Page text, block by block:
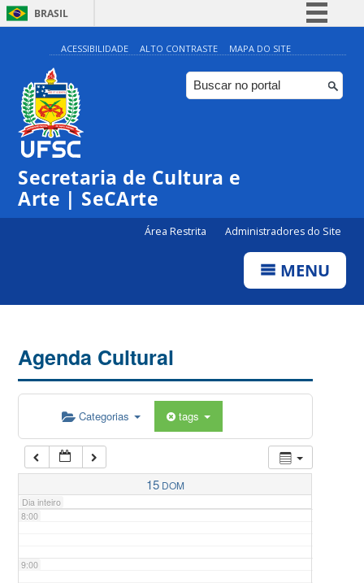
BRASIL
Simplifique!
Comunica BR
Participe
ACESSIBILIDADE ALTO CONTRASTE MAPA DO SITE
Secretaria de Cultura e
Arte | SeCArte
Área Restrita Administradores do Site
MENU
Agenda Cultural
Categorias tags
15 DOM
Dia inteiro
0:00
1:00
5:00
7:00
8:00
9:00